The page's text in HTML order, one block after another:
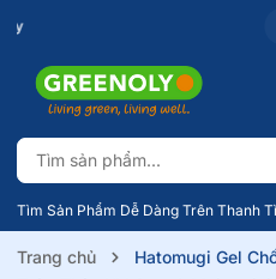
Website chính thức của
Tìm Sản Phẩm Dễ Dàng Trên Thanh
Trang chủ
Hatomugi Gel